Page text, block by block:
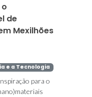
de
Mexilhões
e a Tecnologia
para o